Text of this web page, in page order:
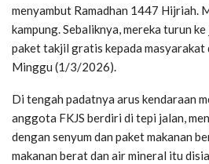
menyambut Ramadhan 1447 Hijriah.
kampung. Sebaliknya, mereka turun
paket takjil gratis kepada masyarakat
Minggu (1/3/2026).
Di tengah padatnya arus kendaraan
anggota FKJS berdiri di tepi jalan,
dengan senyum dan paket makanan
makanan berat dan air mineral itu